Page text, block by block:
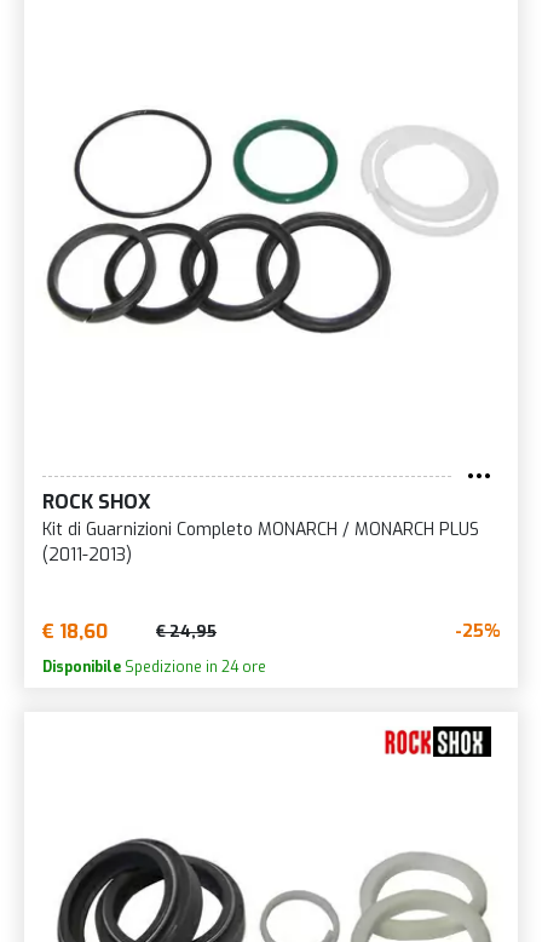
ROCK SHOX
Kit di Guarnizioni Completo MONARCH / MONARCH PLUS
(2011-2013)
€ 18,60 € 24,95 -25%
Disponibile Spedizione in 24 ore